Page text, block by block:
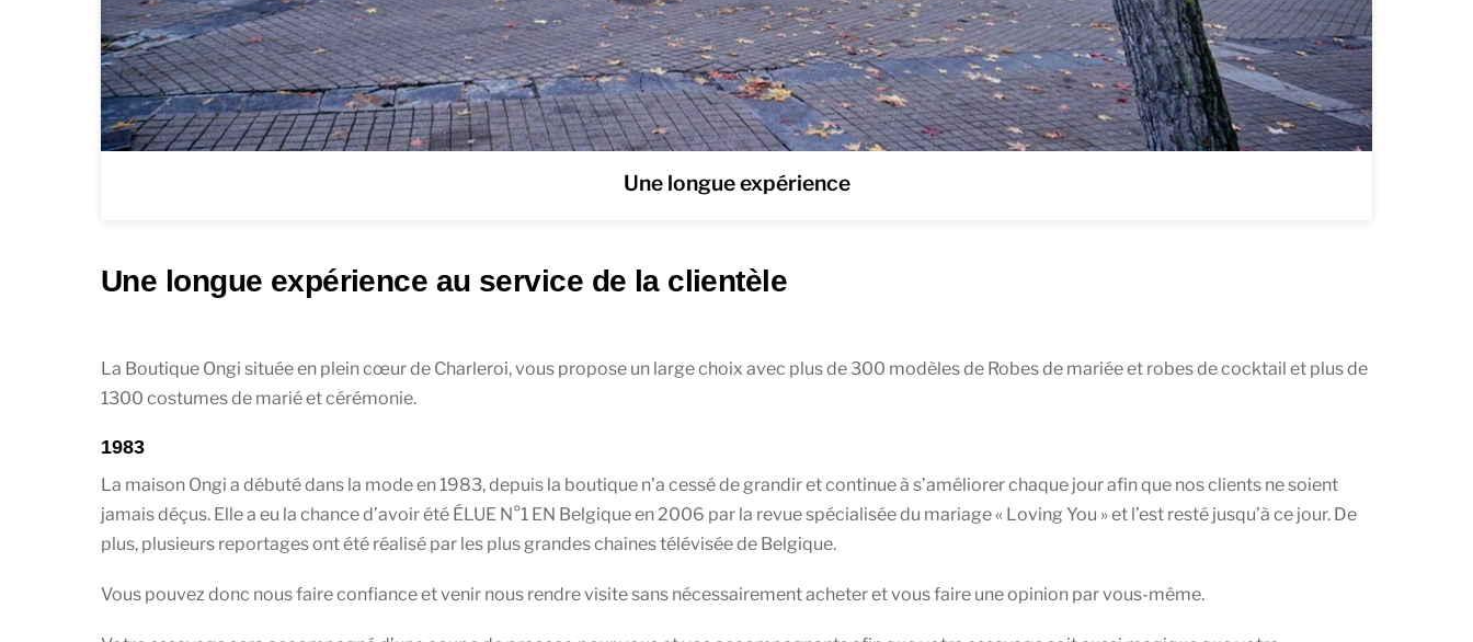
Une longue expérience
Une longue expérience au service de la clientèle
La Boutique Ongi située en plein cœur de Charleroi, vous propose un large choix avec plus de 300 modèles de Robes de mariée et robes de cocktail et plus de
1300 costumes de marié et cérémonie.
1983
La maison Ongi a débuté dans la mode en 1983, depuis la boutique n’a cessé de grandir et continue à s’améliorer chaque jour afin que nos clients ne soient
jamais déçus. Elle a eu la chance d’avoir été ÉLUE N°1 EN Belgique en 2006 par la revue spécialisée du mariage « Loving You » et l’est resté jusqu’à ce jour. De
plus, plusieurs reportages ont été réalisé par les plus grandes chaines télévisée de Belgique.
Vous pouvez donc nous faire confiance et venir nous rendre visite sans nécessairement acheter et vous faire une opinion par vous-même.